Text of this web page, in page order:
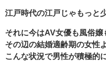
江戸時代の江戸じゃもっと
それに今はAV女優も風俗嬢
その辺の結婚適齢期の女性
こんな状況で男性が積極的